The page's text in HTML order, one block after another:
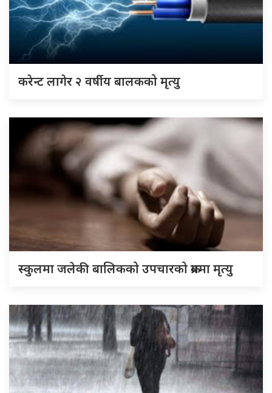
करेन्ट लागेर २ वर्षीय बालकको मृत्यु
स्कुलमा जलेकी बालिकको उपचारको क्रममा मृत्यु